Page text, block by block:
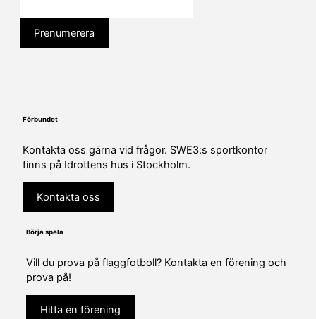
Förbundet
Kontakta oss gärna vid frågor. SWE3:s sportkontor
finns på Idrottens hus i Stockholm.
Kontakta oss
Börja spela
Vill du prova på flaggfotboll? Kontakta en förening och
prova på!
Hitta en förening